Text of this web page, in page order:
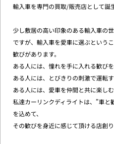
輸入車を専門の買取/販売店として誕
少し敷居の高い印象のある輸入車の世
ですが、輸入車を愛車に選ぶという
歓びがあります。
ある人には、憧れを手に入れる歓びを
ある人には、とびきりの刺激で運転す
ある人には、愛車を仲間と共に楽しむ
私達カーリンクディライトは、”車と
を込めて、
その歓びを身近に感じて頂ける店創り